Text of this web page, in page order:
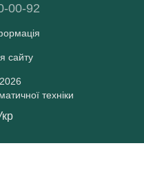
00-92
сайту
техніки